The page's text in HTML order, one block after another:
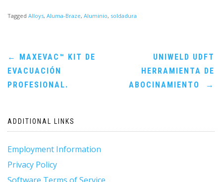
Tagged Alloys, Aluma-Braze, Aluminio, soldadura
Post
navigation
←
MAXEVAC™ KIT DE
EVACUACIÓN
PROFESIONAL.
UNIWELD UDFT
HERRAMIENTA DE
ABOCINAMIENTO
→
ADDITIONAL LINKS
Employment Information
Privacy Policy